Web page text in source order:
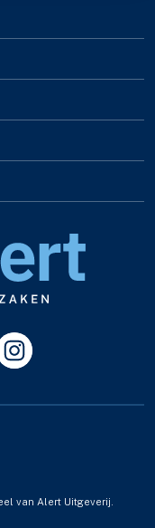
van Alert Uitgeverij.